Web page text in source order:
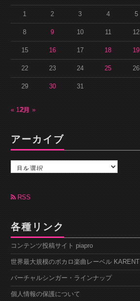
1 2 3 4 5
8 9 10 11 12
15 16 17 18 19
22 23 24 25 26
29 30 31
« 12月2月 »
アーカイブ
カ
ブ RSS
各種リンク
コンテンツ投稿サイト piapro
世界最大規模のボカロ楽曲レーベル KARENT
バーチャルシンガー・ラインナップ
個人情報の保護について